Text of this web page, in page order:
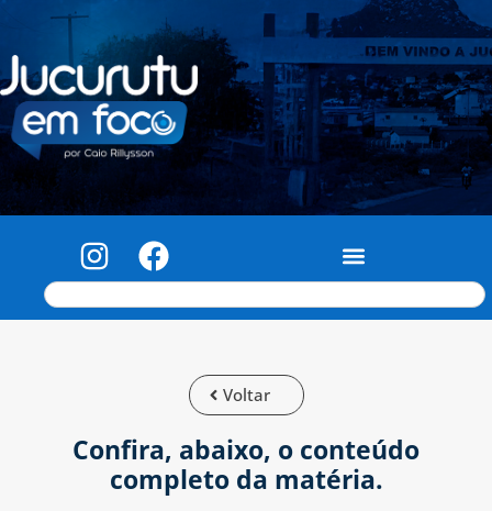
Voltar
Confira, abaixo, o conteúdo
completo da matéria.